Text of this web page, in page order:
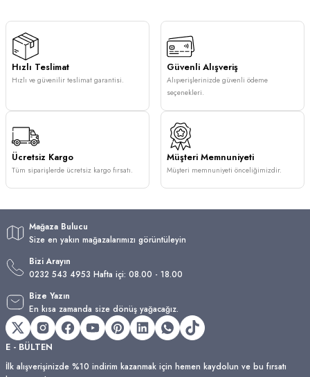
Hızlı Teslimat
Hızlı ve güvenilir teslimat garantisi.
Güvenli Alışveriş
Alışverişlerinizde güvenli ödeme
seçenekleri.
Ücretsiz Kargo
Tüm siparişlerde ücretsiz kargo fırsatı.
Müşteri Memnuniyeti
Müşteri memnuniyeti önceliğimizdir.
Mağaza Bulucu
Size en yakın mağazalarımızı görüntüleyin
Bizi Arayın
0232 543 4953 Hafta içi: 08.00 - 18.00
Bize Yazın
En kısa zamanda size dönüş yağacağız.
E - BÜLTEN
İlk alışverişinizde %10 indirim kazanmak için hemen kaydolun ve bu fırsatı